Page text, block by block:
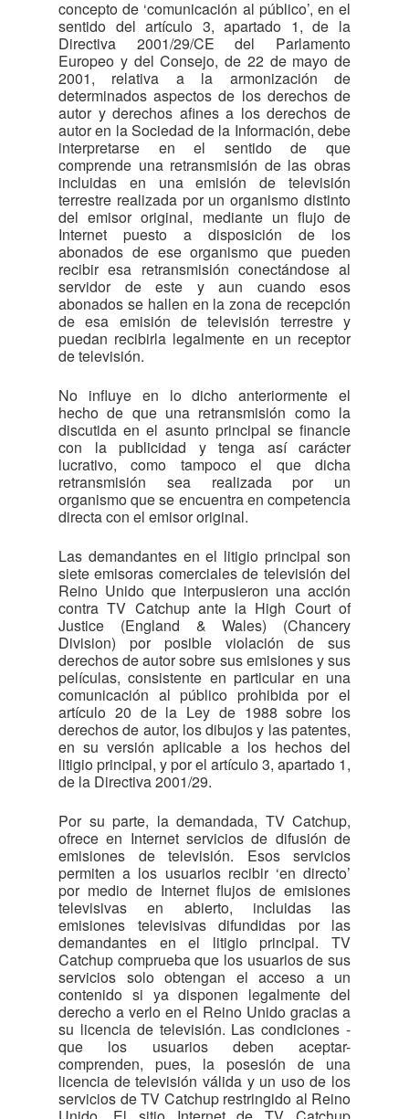
concepto de ‘comunicación al público’, en el
sentido del artículo 3, apartado 1, de la
Directiva 2001/29/CE del Parlamento
Europeo y del Consejo, de 22 de mayo de
2001, relativa a la armonización de
determinados aspectos de los derechos de
autor y derechos afines a los derechos de
autor en la Sociedad de la Información, debe
interpretarse en el sentido de que
comprende una retransmisión de las obras
incluidas en una emisión de televisión
terrestre realizada por un organismo distinto
del emisor original, mediante un flujo de
Internet puesto a disposición de los
abonados de ese organismo que pueden
recibir esa retransmisión conectándose al
servidor de este y aun cuando esos
abonados se hallen en la zona de recepción
de esa emisión de televisión terrestre y
puedan recibirla legalmente en un receptor
de televisión.
No influye en lo dicho anteriormente el
hecho de que una retransmisión como la
discutida en el asunto principal se financie
con la publicidad y tenga así carácter
lucrativo, como tampoco el que dicha
retransmisión sea realizada por un
organismo que se encuentra en competencia
directa con el emisor original.
Las demandantes en el litigio principal son
siete emisoras comerciales de televisión del
Reino Unido que interpusieron una acción
contra TV Catchup ante la High Court of
Justice (England & Wales) (Chancery
Division) por posible violación de sus
derechos de autor sobre sus emisiones y sus
películas, consistente en particular en una
comunicación al público prohibida por el
artículo 20 de la Ley de 1988 sobre los
derechos de autor, los dibujos y las patentes,
en su versión aplicable a los hechos del
litigio principal, y por el artículo 3, apartado 1,
de la Directiva 2001/29.
Por su parte, la demandada, TV Catchup,
ofrece en Internet servicios de difusión de
emisiones de televisión. Esos servicios
permiten a los usuarios recibir ‘en directo’
por medio de Internet flujos de emisiones
televisivas en abierto, incluidas las
emisiones televisivas difundidas por las
demandantes en el litigio principal. TV
Catchup comprueba que los usuarios de sus
servicios solo obtengan el acceso a un
contenido si ya disponen legalmente del
derecho a verlo en el Reino Unido gracias a
su licencia de televisión. Las condiciones -
que los usuarios deben aceptar-
comprenden, pues, la posesión de una
licencia de televisión válida y un uso de los
servicios de TV Catchup restringido al Reino